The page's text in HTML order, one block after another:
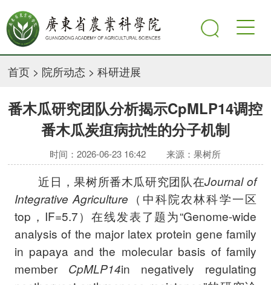
首页 > 院所动态 >科研进展
番木瓜研究团队分析揭示CpMLP14调控
番木瓜炭疽病抗性的分子机制
时间：2026-06-23 16:42 来源：果树所
近日，果树所番木瓜研究团队在Journal of
Integrative Agriculture （中科院农林科学一区
top，IF=5.7）在线发表了题为“Genome-wide
analysis of the major latex protein gene family
in papaya and the molecular basis of family
member CpMLP14in negatively regulating